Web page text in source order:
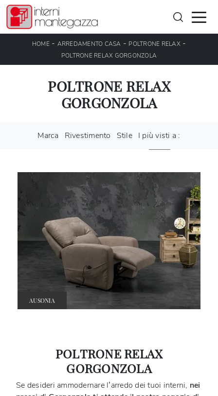
HOME- ARREDAMENTO CASA - POLTRONE RELAX-
POLTRONE RELAX GORGONZOLA
POLTRONE RELAX
GORGONZOLA
Marca Rivestimento Stile I più visti a :
AUSONIA
POLTRONE RELAX
GORGONZOLA
Se desideri ammodernare l’arredo dei tuoi interni, nei